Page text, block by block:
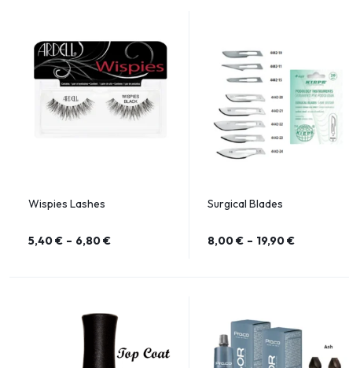
Wispies Lashes
5,40€ – 6,80€
Surgical Blades
8,00€ – 19,90€